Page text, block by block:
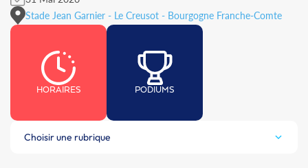
Stade Jean Garnier - Le Creusot - Bourgogne Franche-Comte
HORAIRES PODIUMS
Choisir une rubrique